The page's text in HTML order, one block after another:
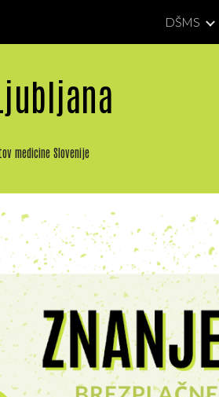
Skip to main content
DŠMS
medicine Slovenije